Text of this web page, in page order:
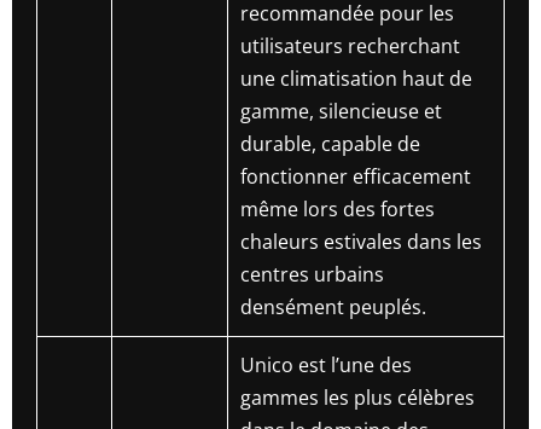
recommandée pour les
utilisateurs recherchant
une climatisation haut de
gamme, silencieuse et
durable, capable de
fonctionner efficacement
même lors des fortes
chaleurs estivales dans les
centres urbains
densément peuplés.
Unico est l’une des
gammes les plus célèbres